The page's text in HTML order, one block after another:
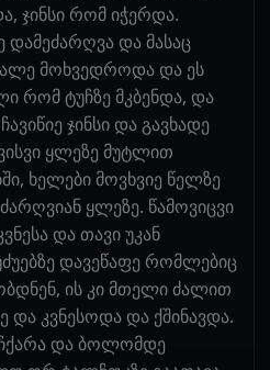
ჯინსი რომ იჭერდა.
და მასაც
მოხვედროდა და ეს
რომ ტუჩზე მკბენდა, და
ჯინსი და გავხადე
ყლეზე მუტლით
ხელები მოვხვიე წელზე
ყლეზე. წამოვიცვი
და თავი უკან
დავეწაფე რომლებიც
ის კი მთელი ძალით
და კვნესოდა და ქშინავდა.
და ბოლომდე